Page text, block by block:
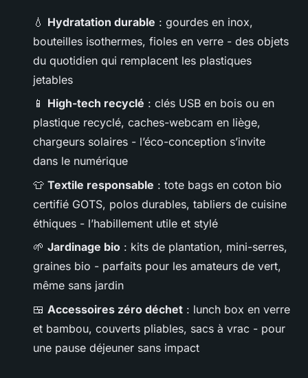
💧 Hydratation durable : gourdes en inox,
bouteilles isothermes, fioles en verre - des objets
du quotidien qui remplacent les plastiques
jetables
📱 High-tech recyclé : clés USB en bois ou en
plastique recyclé, caches-webcam en liège,
chargeurs solaires - l’éco-conception s’invite
dans le numérique
👕 Textile responsable : tote bags en coton bio
certifié GOTS, polos durables, tabliers de cuisine
éthiques - l’habillement utile et stylé
🌱 Jardinage bio : kits de plantation, mini-serres,
graines bio - parfaits pour les amateurs de vert,
même sans jardin
🍱 Accessoires zéro déchet : lunch box en verre
et bambou, couverts pliables, sacs à vrac - pour
une pause déjeuner sans impact